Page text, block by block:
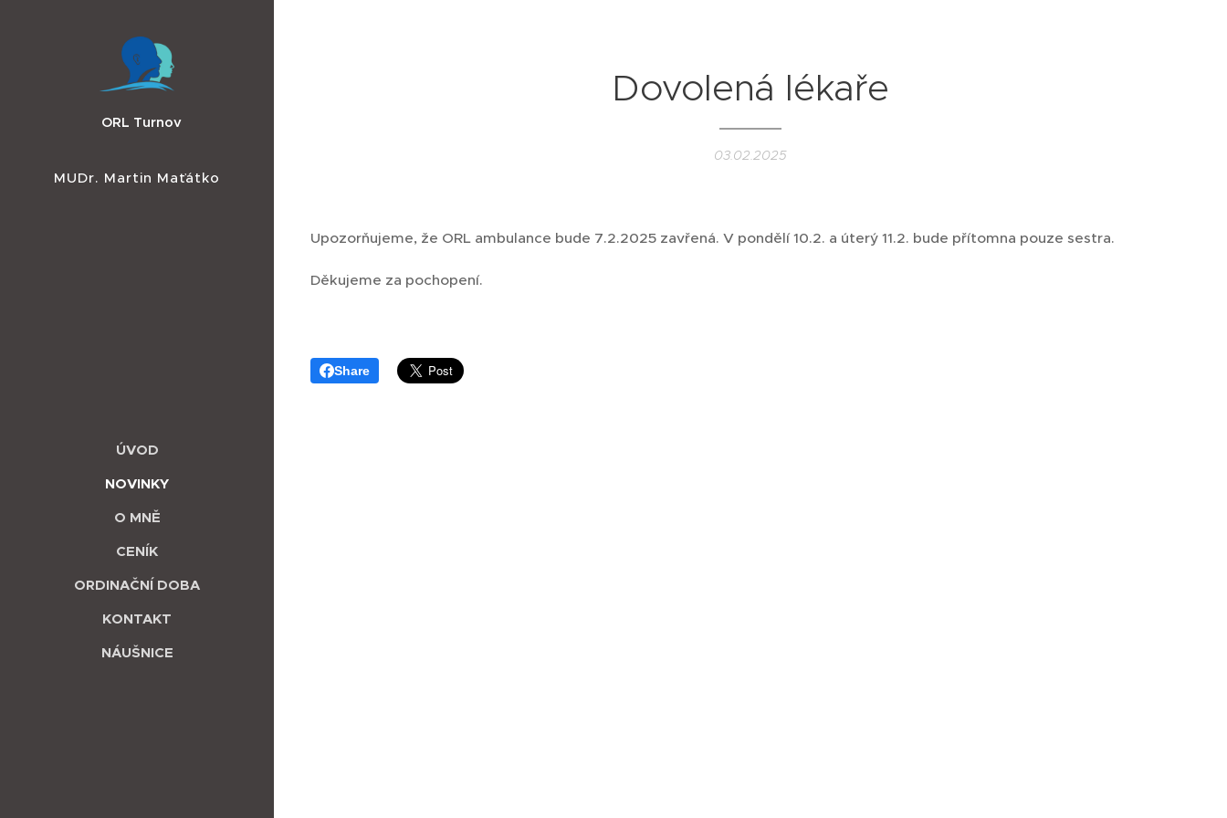
ORL Turnov
MUDr. Martin Maťátko
ÚVOD
NOVINKY
O MNĚ
CENÍK
ORDINAČNÍ DOBA
KONTAKT
NÁUŠNICE
Dovolená lékaře
03.02.2025
Upozorňujeme, že ORL ambulance bude 7.2.2025 zavřená. V pondělí 10.2. a úterý 11.2. bude přítomna pouze sestra.
Děkujeme za pochopení.
Share